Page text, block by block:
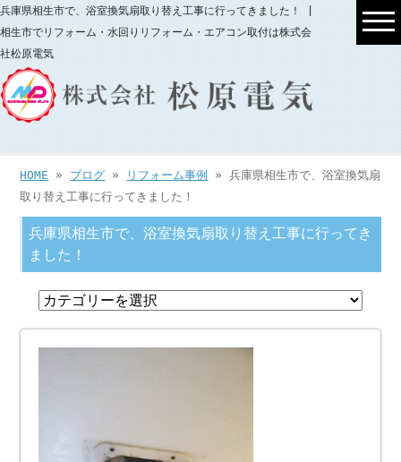
兵庫県相生市で、浴室換気扇取り替え工事に行ってきました！ |
相生市でリフォーム・水回りリフォーム・エアコン取付は株式会
社松原電気
HOME » ブログ » リフォーム事例
» 兵庫県相生市で、浴室換気扇
取り替え工事に行ってきました！
兵庫県相生市で、浴室換気扇取り替え工事に行ってき
ました！